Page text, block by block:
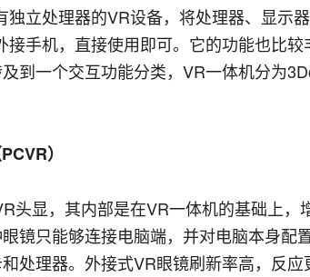
独立处理器的VR设备，将处理器、显示
接手机，直接使用即可。它的功能也比
到一个交互功能分类，VR一体机分为
）
头显，其内部是在VR一体机的基础上，
镜只能够连接电脑端，并对电脑本身配
处理器。外接式VR眼镜刷新率高，反应